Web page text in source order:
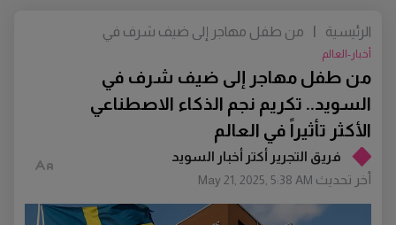
فريق التجرير أكتر أخبار السويد
أخر تحديث May 21, 2025, 5:38 AM
من طفل مهاجر إلى ضيف شرف في
السويد.. تكريم نجم الذكاء الاصطناعي
الأكثر تأثيراً في العالم
أخبار-العالم
الرئيسية
من طفل مهاجر إلى ضيف شرف في
تأثيراً في العالم